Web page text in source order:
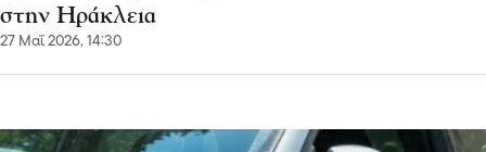
στην Ηράκλεια
27 Μαΐ 2026, 14:30